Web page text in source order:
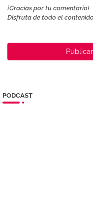
¡Gracias por tu comentario!
Disfruta de todo el
PODCAST